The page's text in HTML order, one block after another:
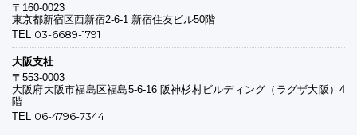
〒160-0023
東京都新宿区西新宿2-6-1 新宿住友ビル50階
TEL 03-6689-1791
大阪支社
〒553-0003
大阪府大阪市福島区福島5-6-16 阪神杉村ビルディング（ラグザ大阪）4
階
TEL 06-4796-7344